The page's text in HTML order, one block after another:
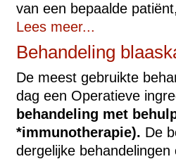
van een bepaalde
Lees meer...
Behandeling
De meest gebruikte
dag een Operatieve
behandeling met
*immunotherapie). De
dergelijke